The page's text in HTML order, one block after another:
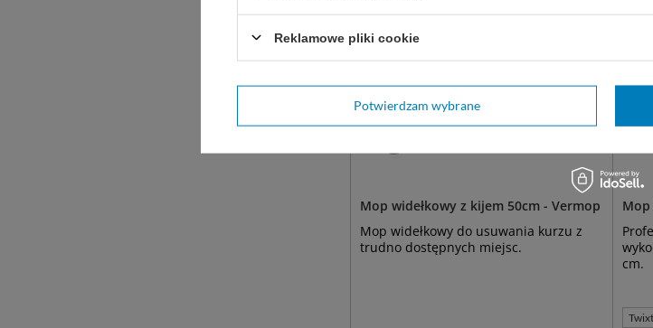
Mop widełkowy z kijem 50cm - Vermop
Mop widełkowy do usuwania kurzu z
trudno dostępnych miejsc.
Mop
cm.
Reklamowe pliki cookie
Potwierdzam wybrane